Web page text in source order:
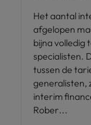
Het aantal
afgelopen
bijna volledig
specialisten.
tussen de
generalisten,
interim
Rober